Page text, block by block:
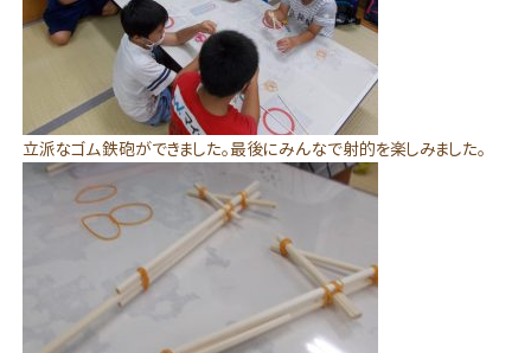
立派なゴム鉄砲ができました。最後にみんなで射的を楽しみました。